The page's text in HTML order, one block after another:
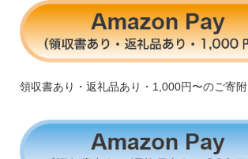
領収書あり・返礼品あり・1,000円〜のご寄附